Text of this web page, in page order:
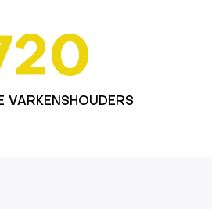
VARKENSHOUDERS